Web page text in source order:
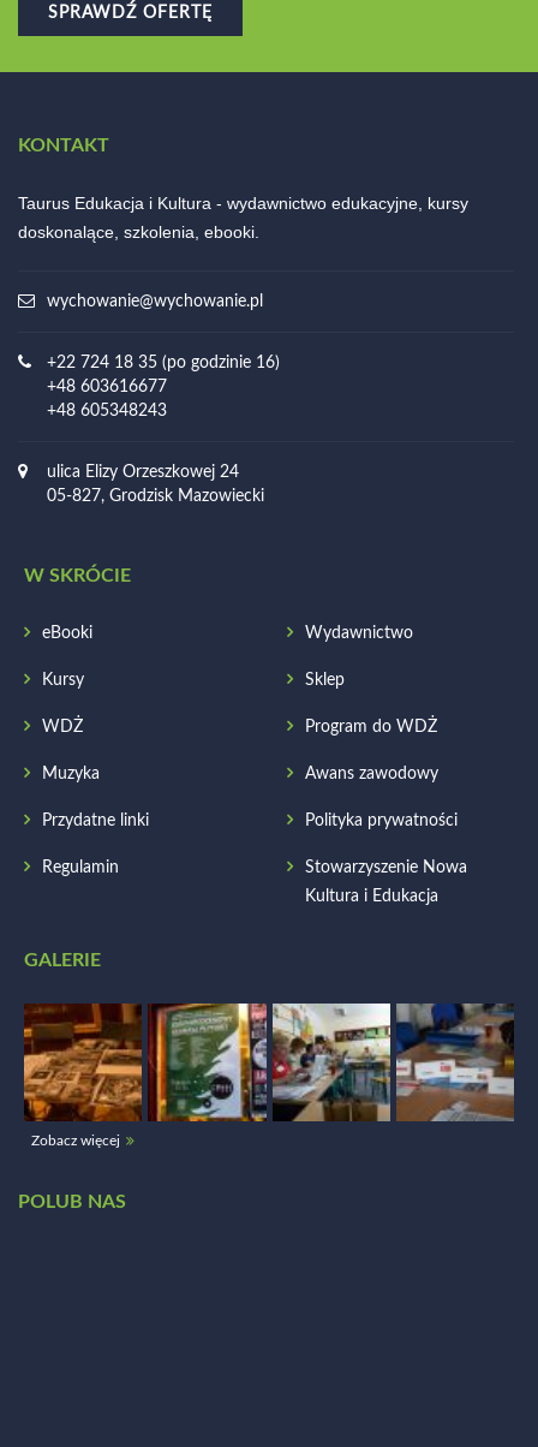
SPRAWDŹ OFERTĘ
KONTAKT
Taurus Edukacja i Kultura - wydawnictwo edukacyjne, kursy
doskonalące, szkolenia, ebooki.
wychowanie@wychowanie.pl
+22 724 18 35 (po godzinie 16)
+48 603616677
+48 605348243
ulica Elizy Orzeszkowej 24
05-827, Grodzisk Mazowiecki
W SKRÓCIE
eBooki Wydawnictwo
Kursy Sklep
WDŻ Program do WDŻ
Muzyka Awans zawodowy
Przydatne linki Polityka prywatności
Regulamin
Stowarzyszenie Nowa
Kultura i Edukacja
GALERIE
Zobacz więcej
POLUB NAS